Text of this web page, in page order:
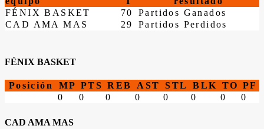
FÉNIX BASKET
70
Partidos Ganados
CAD AMA MAS
29 Partidos Perdidos
FÉNIX BASKET
Posición MP PTS REB AST STL BLK TO PF
0
0 0 0 0 0 0 0
CAD AMA MAS